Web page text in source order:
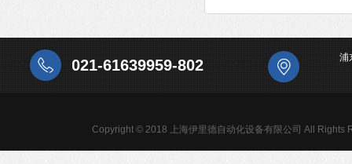
021-61639959-802 浦
Copyright © 2018 上海伊里德自动化设备有限公司 All Rights